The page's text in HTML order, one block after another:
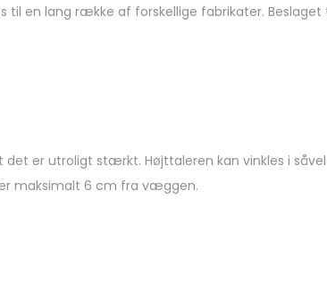
en lang række af forskellige fabrikater. Beslaget
er utroligt stærkt. Højttaleren kan vinkles i
maksimalt 6 cm fra væggen.